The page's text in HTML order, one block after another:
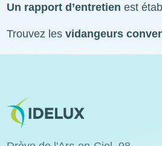
Un rapport d’entretien est
Trouvez les vidangeurs
Image